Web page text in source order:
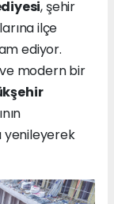
, şehir
ilçe
ediyor.
modern bir
yenileyerek